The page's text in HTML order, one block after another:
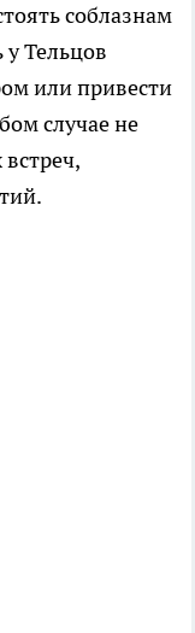
соблазнам
Тельцов
или привести
случае не